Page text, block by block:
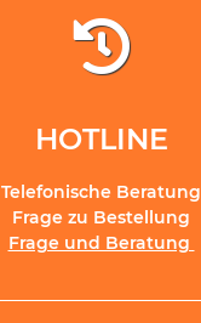
HOTLINE
Telefonische Beratung
Frage zu Bestellung
Frage und Beratung